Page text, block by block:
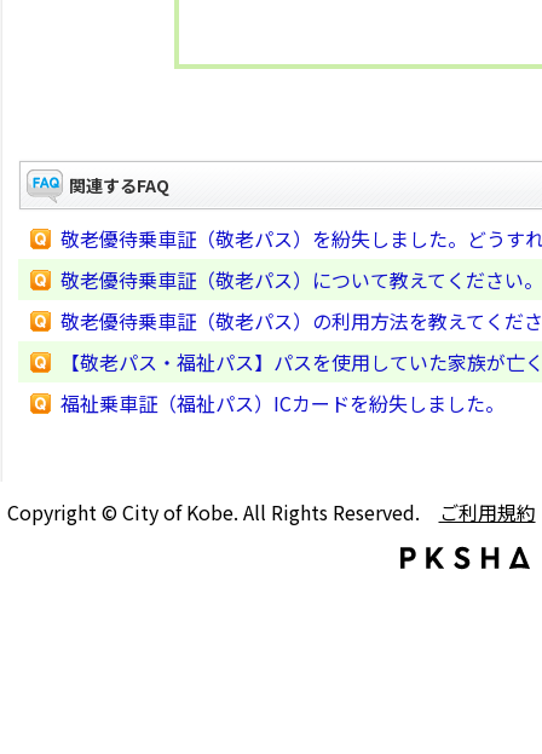
関連するFAQ
敬老優待乗車証（敬老パス）を紛失しました。どうす
敬老優待乗車証（敬老パス）について教えてください。
敬老優待乗車証（敬老パス）の利用方法を教えてくだ
【敬老パス・福祉パス】パスを使用していた家族が亡
福祉乗車証（福祉パス）ICカードを紛失しました。
Copyright © City of Kobe. All Rights Reserved. ご利用規約